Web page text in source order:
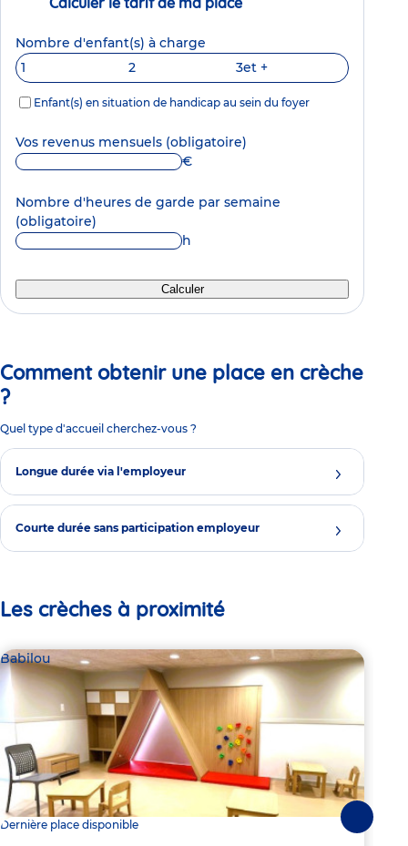
Nombre d'enfant(s) à charge
1
2 3et +
Enfant(s) en situation de handicap au sein du foyer
Vos revenus mensuels (obligatoire)
€
Nombre d'heures de garde par semaine
(obligatoire)
h
Calculer
Comment obtenir une place en crèche
?
Quel type d'accueil cherchez-vous ?
Longue durée via l'employeur
Courte durée sans participation employeur
Les crèches à proximité
Babilou
Dernière place disponible